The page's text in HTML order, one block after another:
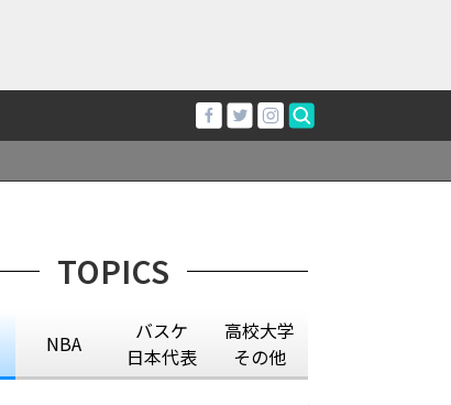
TOPICS
NBA
バスケ
日本代表
高校大学
その他